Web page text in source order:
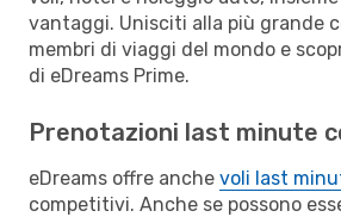
vantaggi. Unisciti alla più grande
membri di viaggi del mondo e
di eDreams Prime.
Prenotazioni last minute
eDreams offre anche voli last
competitivi. Anche se possono